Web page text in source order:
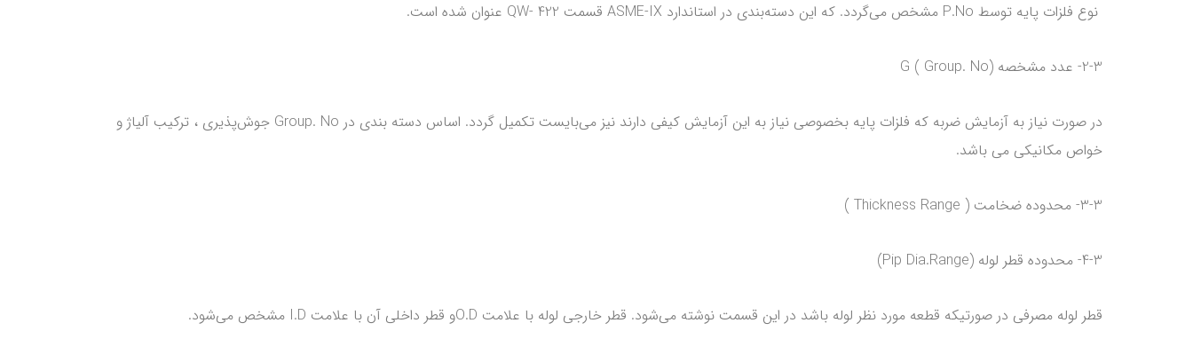
نوع فلزات پایه توسط P.No مشخص می‌گردد. که این دسته‌بندی در استاندارد ASME-IX قسمت QW- 422 عنوان شده است.
2-3- عدد مشخصه G ( Group. No)
در صورت نیاز به آزمایش ضربه که فلزات پایه بخصوصی نیاز به این آزمایش کیفی دارند نیز می‌بایست تکمیل گردد. اساس دسته بندی در Group. No جوش‌پذیری ، ترکیب آلیاژ و
خواص مکانیکی می باشد.
3-3- محدوده ضخامت ( Thickness Range )
4-3- محدوده قطر لوله (Pip Dia.Range)
قطر لوله مصرفی در صورتیکه قطعه مورد نظر لوله باشد در این قسمت نوشته می‌شود. قطر خارجی لوله با علامت O.Dو قطر داخلی آن با علامت I.D مشخص می‌شود.